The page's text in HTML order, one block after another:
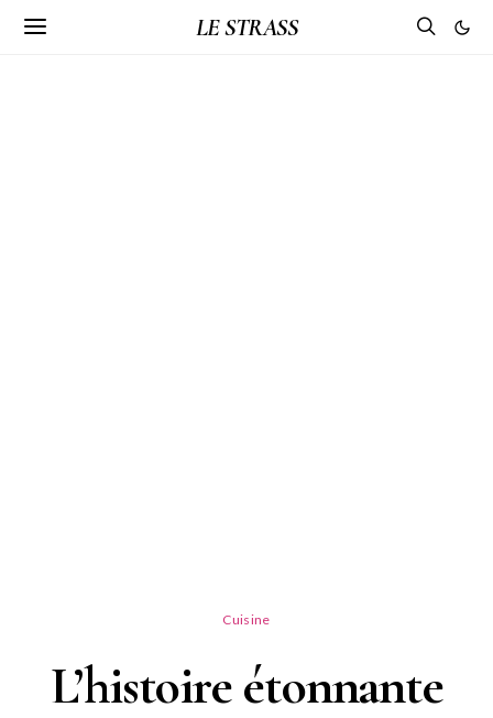
LE STRASS
Cuisine
L’histoire étonnante